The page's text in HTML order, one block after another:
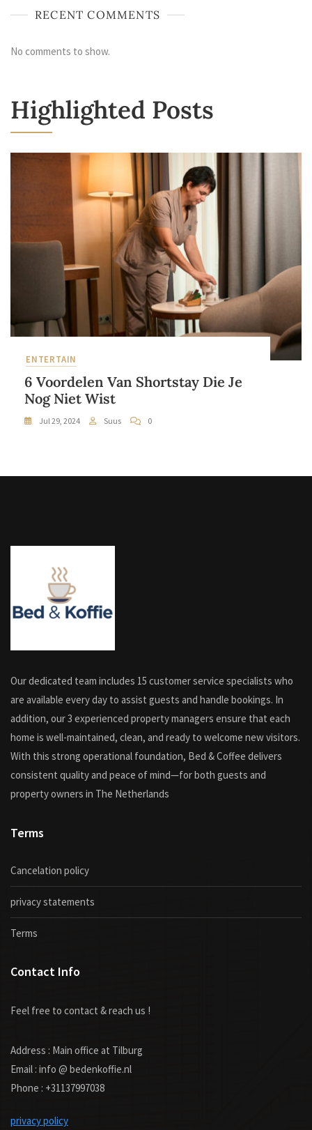
RECENT COMMENTS
No comments to show.
Highlighted Posts
ENTERTAIN
6 Voordelen Van Shortstay Die Je
Nog Niet Wist
Jul 29, 2024 Suus 0
Our dedicated team includes 15 customer service specialists who
are available every day to assist guests and handle bookings. In
addition, our 3 experienced property managers ensure that each
home is well-maintained, clean, and ready to welcome new visitors.
With this strong operational foundation, Bed & Coffee delivers
consistent quality and peace of mind—for both guests and
property owners in The Netherlands
Terms
Cancelation policy
privacy statements
Terms
Contact Info
Feel free to contact & reach us !
Address : Main office at Tilburg
Email : info @ bedenkoffie.nl
Phone : +31137997038
privacy policy